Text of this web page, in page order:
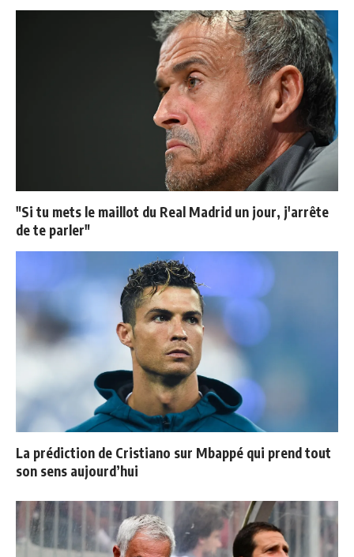
"Si tu mets le maillot du Real Madrid un jour, j'arrête
de te parler"
La prédiction de Cristiano sur Mbappé qui prend tout
son sens aujourd’hui